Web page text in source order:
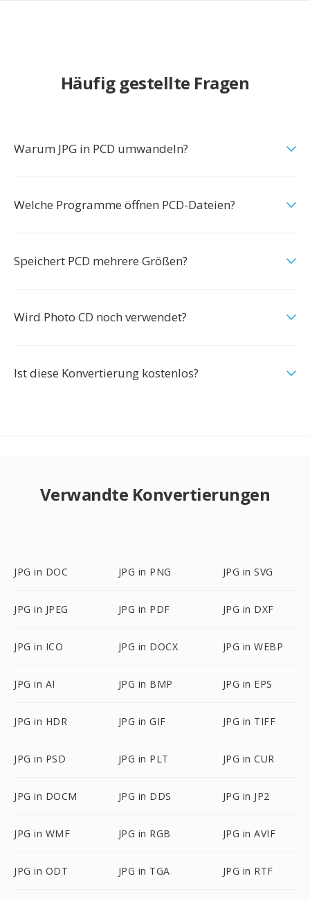
Häufig gestellte Fragen
Warum JPG in PCD umwandeln?
Welche Programme öffnen PCD-Dateien?
Speichert PCD mehrere Größen?
Wird Photo CD noch verwendet?
Ist diese Konvertierung kostenlos?
Verwandte Konvertierungen
JPG in DOC JPG in PNG JPG in SVG
JPG in JPEG JPG in PDF JPG in DXF
JPG in ICO JPG in DOCX JPG in WEBP
JPG in AI JPG in BMP JPG in EPS
JPG in HDR JPG in GIF JPG in TIFF
JPG in PSD JPG in PLT JPG in CUR
JPG in DOCM JPG in DDS JPG in JP2
JPG in WMF JPG in RGB JPG in AVIF
JPG in ODT JPG in TGA JPG in RTF